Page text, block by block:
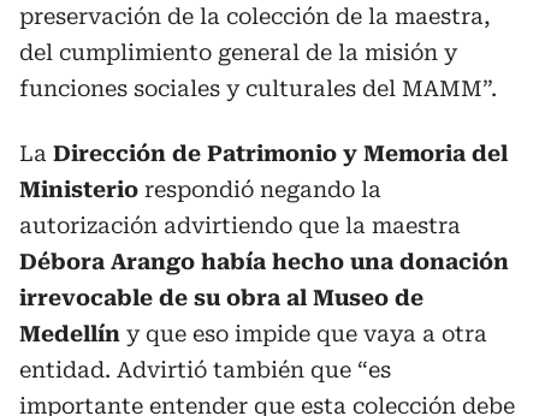
preservación de la colección de la maestra,
del cumplimiento general de la misión y
funciones sociales y culturales del MAMM”.
La Dirección de Patrimonio y Memoria del
Ministerio respondió negando la
autorización advirtiendo que la maestra
Débora Arango había hecho una donación
irrevocable de su obra al Museo de
Medellín y que eso impide que vaya a otra
entidad. Advirtió también que “es
importante entender que esta colección debe